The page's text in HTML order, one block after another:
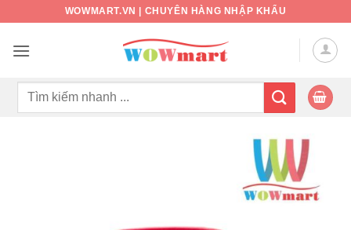
nội
WOWMART.VN | CHUYÊN HÀNG NHẬP KHẨU
Tìm